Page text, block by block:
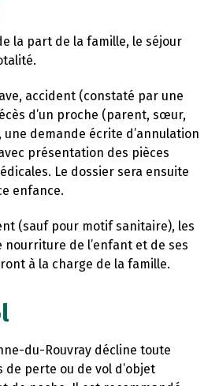
la part de la famille, le séjour
accident (constaté par une
d’un proche (parent, sœur,
demande écrite d’annulation
présentation des pièces
Le dossier sera ensuite
enfance.
(sauf pour motif sanitaire), les
de l’enfant et de ses
à la charge de la famille.
du-Rouvray décline toute
perte ou de vol d’objet